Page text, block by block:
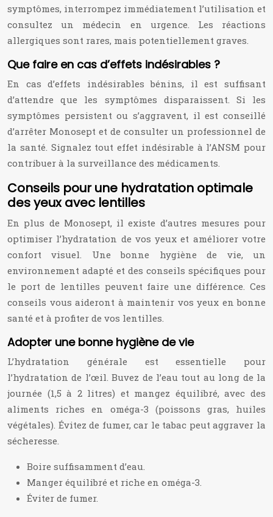
symptômes, interrompez immédiatement l’utilisation et
consultez un médecin en urgence. Les réactions
allergiques sont rares, mais potentiellement graves.
Que faire en cas d’effets indésirables ?
En cas d’effets indésirables bénins, il est suffisant
d’attendre que les symptômes disparaissent. Si les
symptômes persistent ou s’aggravent, il est conseillé
d’arrêter Monosept et de consulter un professionnel de
la santé. Signalez tout effet indésirable à l’ANSM pour
contribuer à la surveillance des médicaments.
Conseils pour une hydratation optimale
des yeux avec lentilles
En plus de Monosept, il existe d’autres mesures pour
optimiser l’hydratation de vos yeux et améliorer votre
confort visuel. Une bonne hygiène de vie, un
environnement adapté et des conseils spécifiques pour
le port de lentilles peuvent faire une différence. Ces
conseils vous aideront à maintenir vos yeux en bonne
santé et à profiter de vos lentilles.
Adopter une bonne hygiène de vie
L’hydratation générale est essentielle pour
l’hydratation de l’œil. Buvez de l’eau tout au long de la
journée (1,5 à 2 litres) et mangez équilibré, avec des
aliments riches en oméga-3 (poissons gras, huiles
végétales). Évitez de fumer, car le tabac peut aggraver la
sécheresse.
Boire suffisamment d’eau.
Manger équilibré et riche en oméga-3.
Éviter de fumer.